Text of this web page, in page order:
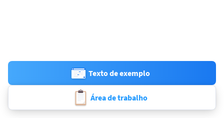
Texto de exemplo
Área de trabalho